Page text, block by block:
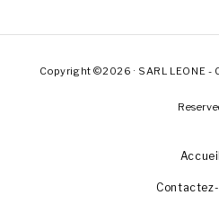
Copyright ©2026 · SARL LEONE -
Accueil